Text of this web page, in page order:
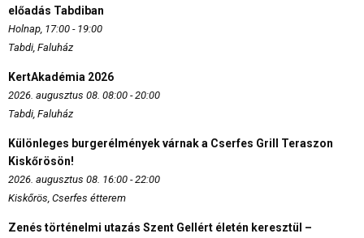
előadás Tabdiban
Holnap, 17:00 - 19:00
Tabdi, Faluház
KertAkadémia 2026
2026. augusztus 08. 08:00 - 20:00
Tabdi, Faluház
Különleges burgerélmények várnak a Cserfes Grill Teraszon
Kiskőrösön!
2026. augusztus 08. 16:00 - 22:00
Kiskőrös, Cserfes étterem
Zenés történelmi utazás Szent Gellért életén keresztül –